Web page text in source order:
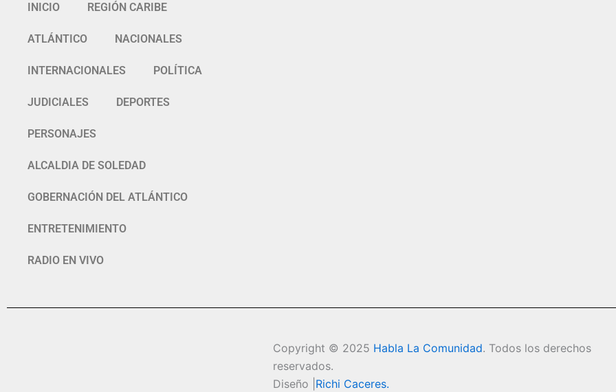
INICIO REGIÓN CARIBE
ATLÁNTICO NACIONALES
INTERNACIONALES POLÍTICA
JUDICIALES DEPORTES
PERSONAJES
ALCALDIA DE SOLEDAD
GOBERNACIÓN DEL ATLÁNTICO
ENTRETENIMIENTO
RADIO EN VIVO
Copyright © 2025 Habla La Comunidad. Todos los derechos
reservados.
Diseño | Richi Caceres.